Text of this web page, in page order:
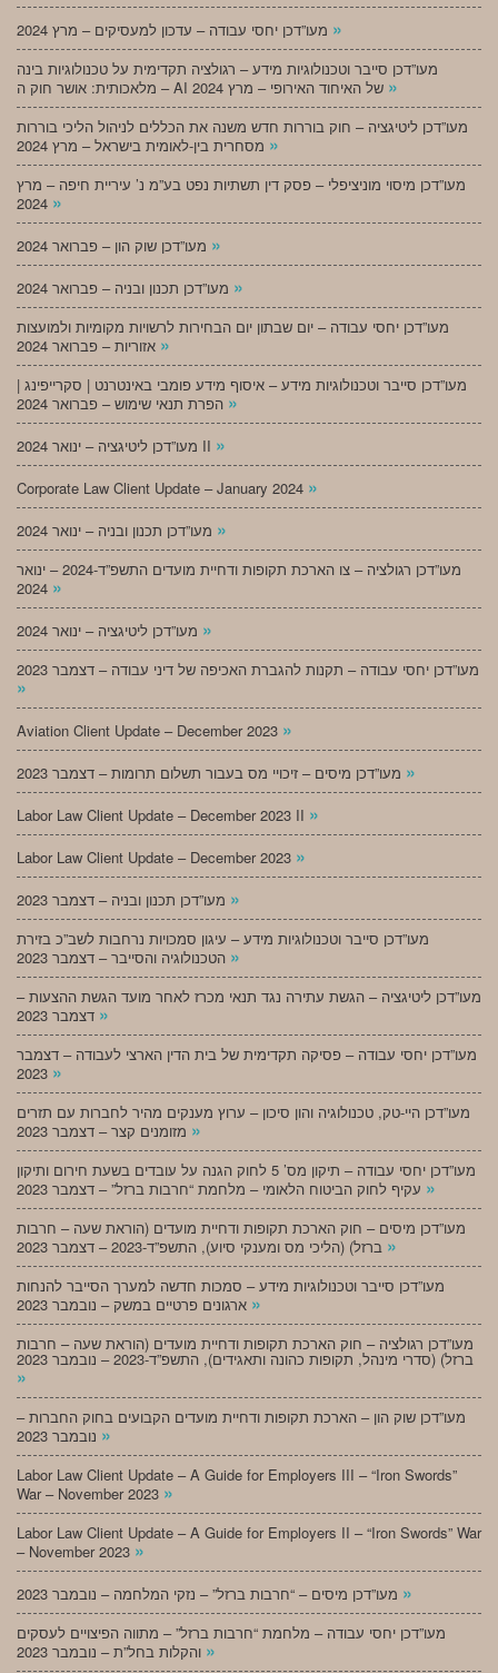
»
מעו”דכן סייבר וטכנולוגיות מידע – רגולציה תקדימית על טכנולוגיות בינה
»
מעו”דכן ליטיגציה – חוק בוררות חדש משנה את הכללים לניהול הליכי בוררות
»
מעו”דכן מיסוי מוניציפלי – פסק דין תשתיות נפט בע”מ נ’ עיריית חיפה – מרץ
»
»
»
מעו”דכן יחסי עבודה – יום שבתון יום הבחירות לרשויות מקומיות ולמועצות
»
מעו”דכן סייבר וטכנולוגיות מידע – איסוף מידע פומבי באינטרנט | סקרייפינג |
»
מעו”דכן ליטיגציה – ינואר 2024 II »
Corporate Law Client Update – January 2024 »
»
מעו”דכן רגולציה – צו הארכת תקופות ודחיית מועדים התשפ”ד-2024 – ינואר
»
»
מעו”דכן יחסי עבודה – תקנות להגברת האכיפה של דיני עבודה – דצמבר 2023
»
Aviation Client Update – December 2023 »
»
Labor Law Client Update – December 2023 II »
Labor Law Client Update – December 2023 »
»
מעו”דכן סייבר וטכנולוגיות מידע – עיגון סמכויות נרחבות לשב”כ בזירת
»
מעו”דכן ליטיגציה – הגשת עתירה נגד תנאי מכרז לאחר מועד הגשת ההצעות –
»
מעו”דכן יחסי עבודה – פסיקה תקדימית של בית הדין הארצי לעבודה – דצמבר
»
מעו”דכן היי-טק, טכנולוגיה והון סיכון – ערוץ מענקים מהיר לחברות עם תזרים
»
מעו”דכן יחסי עבודה – תיקון מס’ 5 לחוק הגנה על עובדים בשעת חירום ותיקון
»
מעו”דכן מיסים – חוק הארכת תקופות ודחיית מועדים (הוראת שעה – חרבות
»
מעו”דכן סייבר וטכנולוגיות מידע – סמכות חדשה למערך הסייבר להנחות
»
מעו”דכן רגולציה – חוק הארכת תקופות ודחיית מועדים (הוראת שעה – חרבות
ברזל) (סדרי מינהל, תקופות כהונה ותאגידים), התשפ”ד-2023 – נובמבר 2023
»
מעו”דכן שוק הון – הארכת תקופות ודחיית מועדים הקבועים בחוק החברות –
»
Labor Law Client Update – A Guide for Employers III – “Iron Swords”
War – November 2023 »
Labor Law Client Update – A Guide for Employers II – “Iron Swords” War
– November 2023 »
»
מעו”דכן יחסי עבודה – מלחמת “חרבות ברזל” – מתווה הפיצויים לעסקים
»